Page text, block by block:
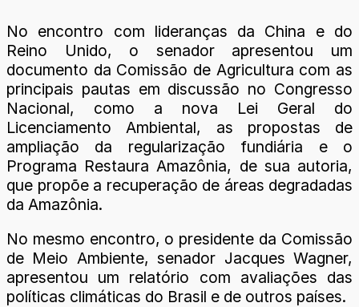
No encontro com lideranças da China e do
Reino Unido, o senador apresentou um
documento da Comissão de Agricultura com as
principais pautas em discussão no Congresso
Nacional, como a nova Lei Geral do
Licenciamento Ambiental, as propostas de
ampliação da regularização fundiária e o
Programa Restaura Amazônia, de sua autoria,
que propõe a recuperação de áreas degradadas
da Amazônia.
No mesmo encontro, o presidente da Comissão
de Meio Ambiente, senador Jacques Wagner,
apresentou um relatório com avaliações das
políticas climáticas do Brasil e de outros países.